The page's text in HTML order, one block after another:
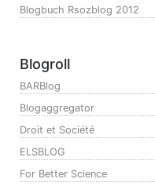
Blogbuch Rsozblog 2012
Blogroll
BARBlog
Blogaggregator
Droit et Société
ELSBLOG
For Better Science